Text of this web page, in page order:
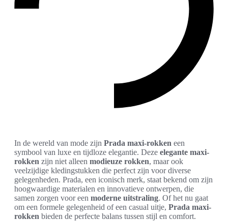
In de wereld van mode zijn Prada maxi-rokken een
symbool van luxe en tijdloze elegantie. Deze elegante maxi-
rokken zijn niet alleen modieuze rokken, maar ook
veelzijdige kledingstukken die perfect zijn voor diverse
gelegenheden. Prada, een iconisch merk, staat bekend om zijn
hoogwaardige materialen en innovatieve ontwerpen, die
samen zorgen voor een moderne uitstraling. Of het nu gaat
om een formele gelegenheid of een casual uitje, Prada maxi-
rokken bieden de perfecte balans tussen stijl en comfort.